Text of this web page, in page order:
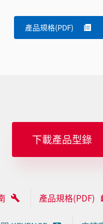
產品規格(PDF)
下載產品型錄
產品規格(PDF)